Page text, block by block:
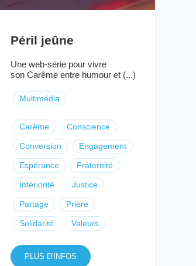
Péril jeûne
Une web-série pour vivre
son Carême entre humour et (...)
Multimédia
Carême Conscience
Conversion Engagement
Espérance Fraternité
Intériorité Justice
Partage Prière
Solidarité Valeurs
PLUS D'INFOS